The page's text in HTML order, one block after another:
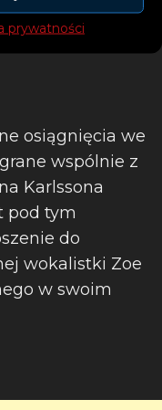
prywatności
osiągnięcia we
wspólnie z
Karlssona
pod tym
do
wokalistki Zoe
w swoim